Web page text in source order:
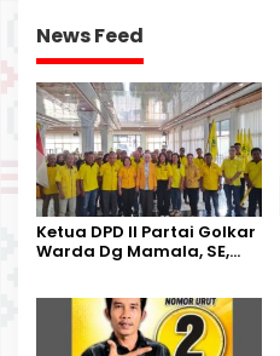
News Feed
Ketua DPD II Partai Golkar
Warda Dg Mamala, SE,
Kecamatan Petbar